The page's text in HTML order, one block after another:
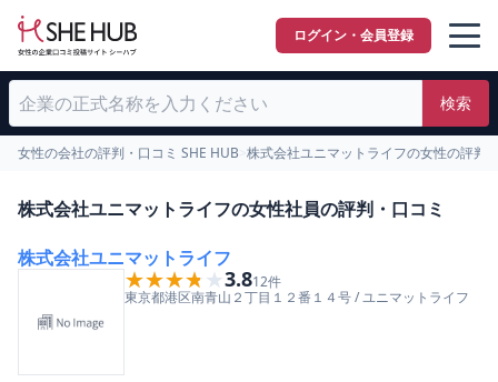
ログイン・会員登録
検索
女性の会社の評判・口コミ SHE HUB 株式会社ユニマットライフの女性の評判
株式会社ユニマットライフの女性社員の評判・口コミ
株式会社ユニマットライフ
★★★★★
★★★★★3.812件
東京都港区南青山２丁目１２番１４号/ユニマットライフ